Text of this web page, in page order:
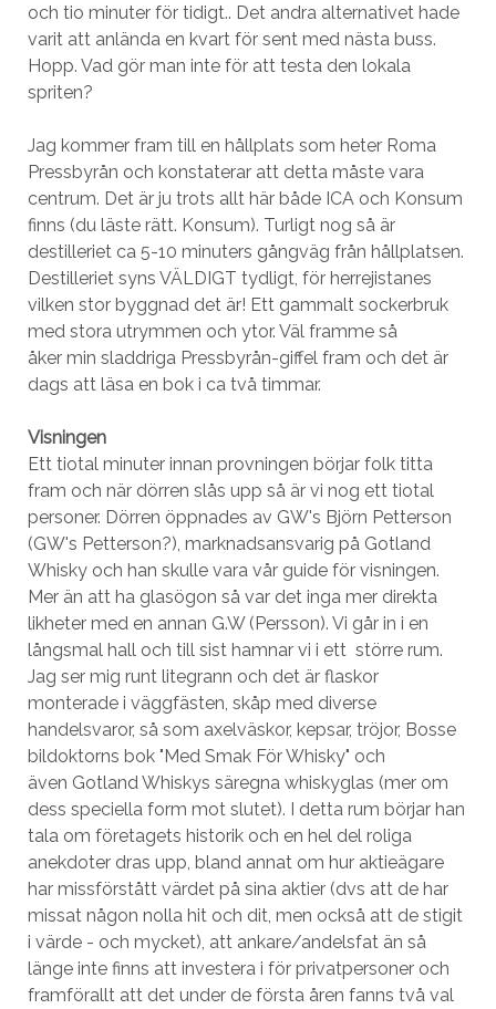
och tio minuter för tidigt.. Det andra alternativet hade
varit att anlända en kvart för sent med nästa buss.
Hopp. Vad gör man inte för att testa den lokala
spriten?
Jag kommer fram till en hållplats som heter Roma
Pressbyrån och konstaterar att detta måste vara
centrum. Det är ju trots allt här både ICA och Konsum
finns (du läste rätt. Konsum). Turligt nog så är
destilleriet ca 5-10 minuters gångväg från hållplatsen.
Destilleriet syns VÄLDIGT tydligt, för herrejistanes
vilken stor byggnad det är! Ett gammalt sockerbruk
med stora utrymmen och ytor. Väl framme så
åker min sladdriga Pressbyrån-giffel fram och det är
dags att läsa en bok i ca två timmar.
Visningen
Ett tiotal minuter innan provningen börjar folk titta
fram och när dörren slås upp så är vi nog ett tiotal
personer. Dörren öppnades av GW's Björn Petterson
(GW's Petterson?), marknadsansvarig på Gotland
Whisky och han skulle vara vår guide för visningen.
Mer än att ha glasögon så var det inga mer direkta
likheter med en annan G.W (Persson). Vi går in i en
långsmal hall och till sist hamnar vi i ett större rum.
Jag ser mig runt litegrann och det är flaskor
monterade i väggfästen, skåp med diverse
handelsvaror, så som axelväskor, kepsar, tröjor, Bosse
bildoktorns bok "Med Smak För Whisky" och
även Gotland Whiskys säregna whiskyglas (mer om
dess speciella form mot slutet). I detta rum börjar han
tala om företagets historik och en hel del roliga
anekdoter dras upp, bland annat om hur aktieägare
har missförstått värdet på sina aktier (dvs att de har
missat någon nolla hit och dit, men också att de stigit
i värde - och mycket), att ankare/andelsfat än så
länge inte finns att investera i för privatpersoner och
framförallt att det under de första åren fanns två val